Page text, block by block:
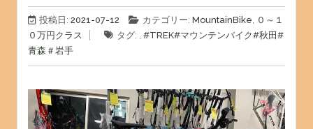
投稿日: 2021-07-12 カテゴリー: MountainBike, ０～１
０万円クラス
タグ: , #TREK#マウンテンバイク#秋田 #
青森 ＃岩手